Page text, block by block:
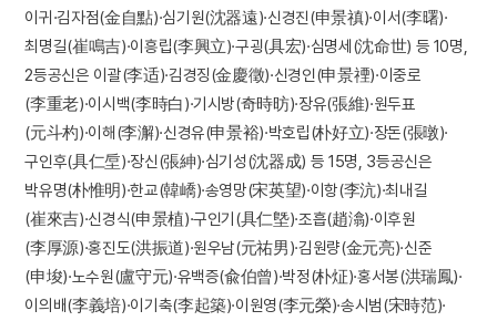
이귀·김자점(金自點)·심기원(沈器遠)·신경진(申景禛)·이서(李曙)·
최명길(崔鳴吉)·이흥립(李興立)·구굉(具宏)·심명세(沈命世) 등 10명,
2등공신은 이괄(李适)·김경징(金慶徵)·신경인(申景禋)·이중로
(李重老)·이시백(李時白)·기시방(奇時昉)·장유(張維)·원두표
(元斗杓)·이해(李澥)·신경유(申景裕)·박호립(朴好立)·장돈(張暾)·
구인후(具仁垕)·장신(張紳)·심기성(沈器成) 등 15명, 3등공신은
박유명(朴惟明)·한교(韓嶠)·송영망(宋英望)·이항(李沆)·최내길
(崔來吉)·신경식(申景植)·구인기(具仁墍)·조흡(趙潝)·이후원
(李厚源)·홍진도(洪振道)·원우남(元祐男)·김원량(金元亮)·신준
(申埈)·노수원(盧守元)·유백증(兪伯曾)·박정(朴炡)·홍서봉(洪瑞鳳)·
이의배(李義培)·이기축(李起築)·이원영(李元榮)·송시범(宋時范)·